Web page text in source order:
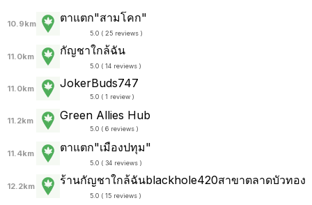
10.9km ตาแตก"สามโคก"
5.0 ( 25 reviews )
11.0km กัญชาใกล้ฉัน
5.0 ( 14 reviews )
11.0km JokerBuds747
5.0 ( 1 review )
11.2km Green Allies Hub
5.0 ( 6 reviews )
11.4km ตาแตก"เมืองปทุม"
5.0 ( 34 reviews )
12.2km ร้านกัญชาใกล้ฉันblackhole420สาขาตลาดบัวทอง
5.0 ( 15 reviews )